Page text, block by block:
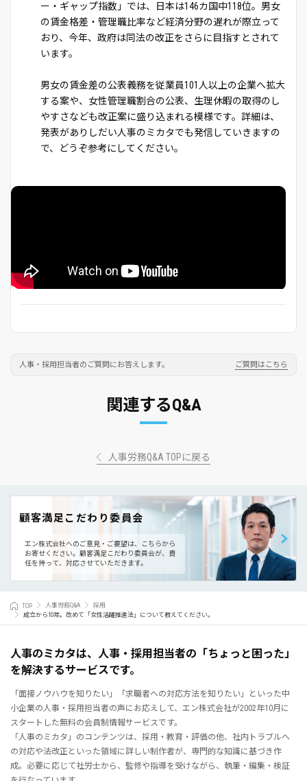
ー・ギャップ指数」では、日本は146カ国中118位。男女
の賃金格差・管理職比率など経済分野の遅れが際立って
おり、今年、政府は同法の改正をさらに目指すとされて
います。
男女の賃金差の公表義務を従業員101人以上の企業へ拡大
する案や、女性管理職割合の公表、生理休暇の取得のし
やすさなども改正案に盛り込まれる模様です。詳細は、
発表がありしだい人事のミカタでも発信していきますの
で、どうぞ参考にしてください。
人事・採用担当者のご質問にお答えします。 ご質問はこちら
関連するQ&A
人事労務Q&A TOPに戻る
顧客満足こだわり委員会
エン株式会社へのご意見・ご要望は、こちらから
お寄せください。 顧客満足こだわり委員会が、責
任を持って、対応させていただきます。
TOP 人事労務Q&A
採用
成立から10年。改めて「女性活躍推進法」について教えてください。
人事のミカタは、人事・採用担当者の「ちょっと困った」
を解決するサービスです。
「面接ノウハウを知りたい」「求職者への対応方法を知りたい」といった中
小企業の人事・採用担当者の声にお応えして、エン株式会社が2002年10月に
スタートした無料の会員制情報サービスです。
「人事のミカタ」のコンテンツは、採用・教育・評価の他、社内トラブルへ
の対応や法改正といった領域に詳しい制作者が、専門的な知識に基づき作
成。必要に応じて社労士から、監修や指導を受けながら、執筆・編集・検証